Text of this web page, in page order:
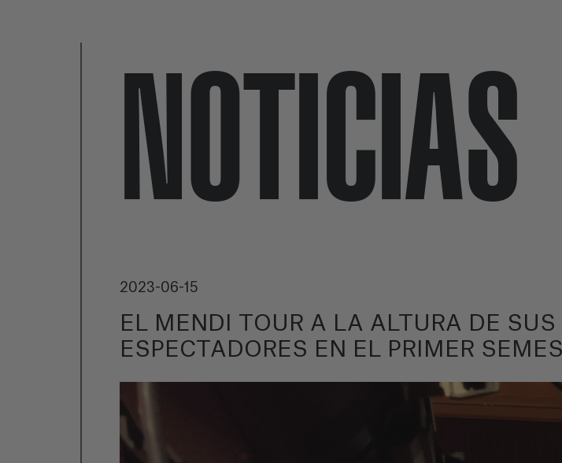
NOTICIAS
2023-06-15
EL MENDI TOUR A LA ALTURA DE
ESPECTADORES EN EL PRIMER